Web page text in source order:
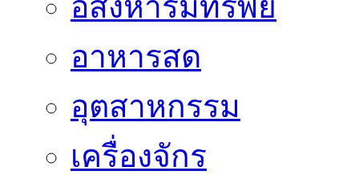
อสังหาริมทรัพย์
อาหารสด
อุตสาหกรรม
เครื่องจักร